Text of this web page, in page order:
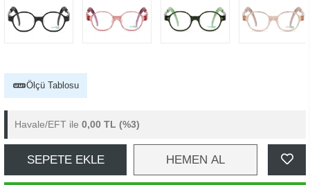
Ölçü Tablosu
Havale/EFT ile 0,00 TL (%3)
SEPETE EKLE HEMEN AL